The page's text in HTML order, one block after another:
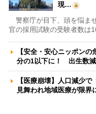
現…
警察庁が目下、頭を悩ま
官の採用試験の受験者数は
【安全・安心ニッポン
分の1以下に！ 出生数
【医療崩壊】人口減少
見舞われ地域医療が限